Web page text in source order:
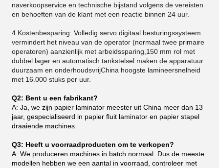
naverkoopservice en technische bijstand volgens de vereisten
en behoeften van de klant met een reactie binnen 24 uur.
4.Kostenbesparing: Volledig servo digitaal besturingssysteem
vermindert het niveau van de operator (normaal twee primaire
operatoren) aanzienlijk met arbeidssparing,150 mm rol met
dubbel lager en automatisch tankstelsel maken de apparatuur
duurzaam en onderhoudsvrijChina hoogste lamineersnelheid
met 16.000 stuks per uur.
Q2: Bent u een fabrikant?
A: Ja, we zijn papier laminator meester uit China meer dan 13
jaar, gespecialiseerd in papier fluit laminator en papier stapel
draaiende machines.
Q3: Heeft u voorraadproducten om te verkopen?
A: We produceren machines in batch normaal. Dus de meeste
modellen hebben we een aantal in voorraad, controleer met